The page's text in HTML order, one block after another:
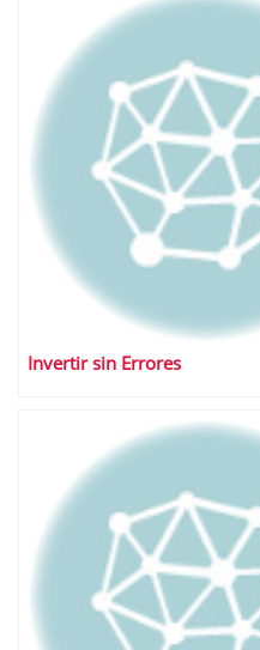
Invertir sin Errores